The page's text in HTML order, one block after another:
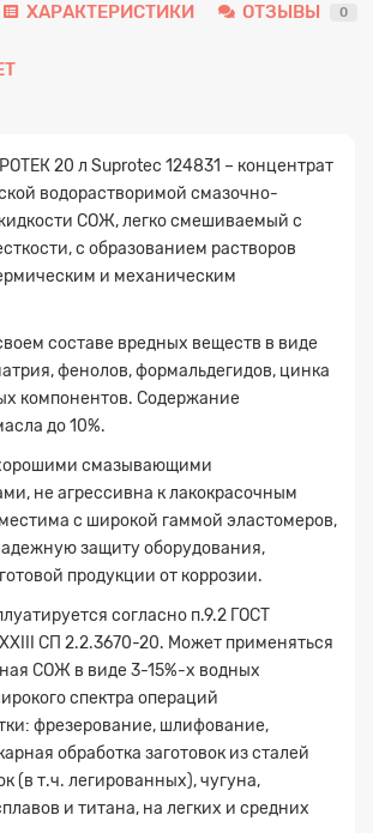
ХАРАКТЕРИСТИКИ ОТЗЫВЫ 0
20 л Suprotec 124831 – концентрат
водорастворимой смазочно-
СОЖ, легко смешиваемый с
с образованием растворов
и механическим
составе вредных веществ в виде
фенолов, формальдегидов, цинка
компонентов. Содержание
до 10%.
смазывающими
не агрессивна к лакокрасочным
с широкой гаммой эластомеров,
защиту оборудования,
продукции от коррозии.
согласно п.9.2 ГОСТ
СП 2.2.3670-20. Может применяться
СОЖ в виде 3-15%-х водных
спектра операций
фрезерование, шлифование,
обработка заготовок из сталей
(в т.ч. легированных), чугуна,
и титана, на легких и средних